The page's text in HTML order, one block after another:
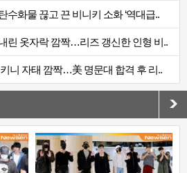
수화물 끊고 끈 비니키 소화 ‘역대급..
린 옷자락 깜짝…리즈 갱신한 인형 비..
니 자태 깜짝…美 명문대 합격 후 리..